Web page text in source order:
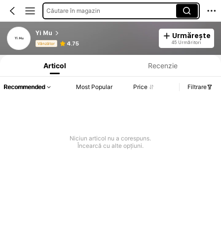
Căutare în magazin
Yi Mu
Vânzător 4.75
Urmărește
45 Urmăritori
Informații despre produs: Divulgarea prețului, detalii privind vânzările și stocul.
Articol Recenzie
Recommended Most Popular Price Filtrare
Niciun articol nu a corespuns.
Încearcă cu alte opțiuni.